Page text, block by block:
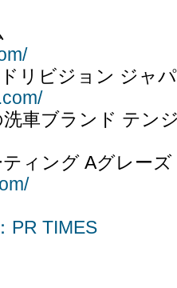
リビジョン ジャ
車ブランド テン
ィング Aグレーズ
PR TIMES